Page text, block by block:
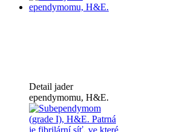
Detail jader
ependymomu, H&E.